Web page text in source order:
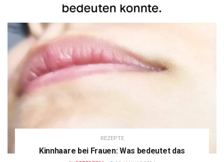
REZEPTE
Kinnhaare bei Frauen: Was bedeutet das